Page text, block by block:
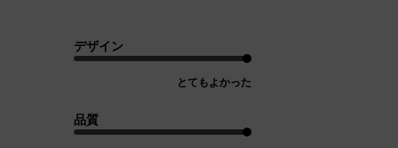
デザイン
とてもよかった
品質